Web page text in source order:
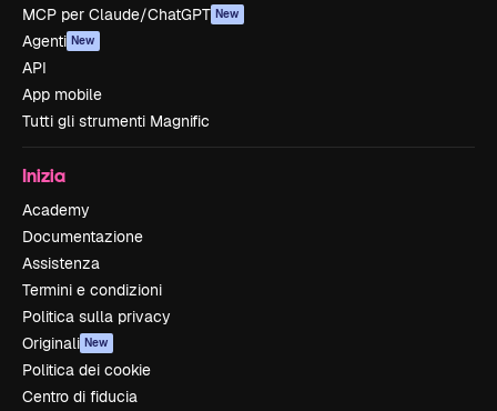
MCP per Claude/ChatGPT New
Agenti New
API
App mobile
Tutti gli strumenti Magnific
Inizia
Academy
Documentazione
Assistenza
Termini e condizioni
Politica sulla privacy
Originali New
Politica dei cookie
Centro di fiducia